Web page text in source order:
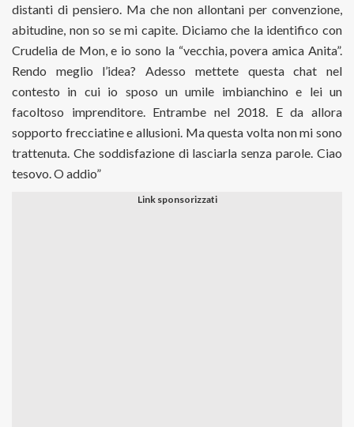
distanti di pensiero. Ma che non allontani per convenzione,
abitudine, non so se mi capite. Diciamo che la identifico con
Crudelia de Mon, e io sono la “vecchia, povera amica Anita”.
Rendo meglio l’idea? Adesso mettete questa chat nel
contesto in cui io sposo un umile imbianchino e lei un
facoltoso imprenditore. Entrambe nel 2018. E da allora
sopporto frecciatine e allusioni. Ma questa volta non mi sono
trattenuta. Che soddisfazione di lasciarla senza parole. Ciao
tesovo. O addio”